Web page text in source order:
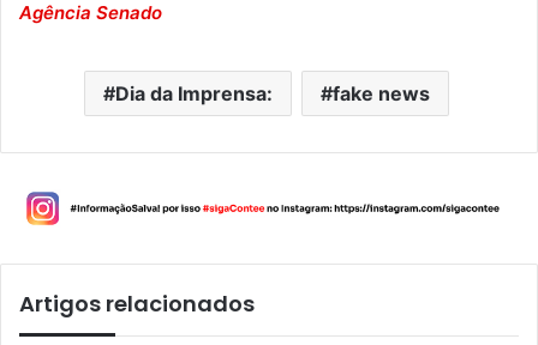
Agência Senado
Dia da Imprensa: fake news
Artigos relacionados